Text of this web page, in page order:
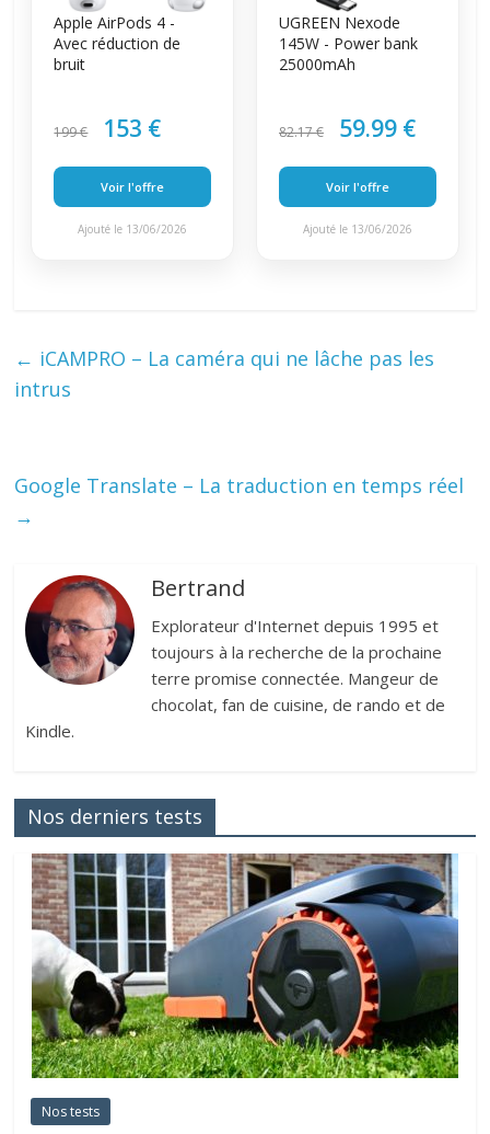
Apple AirPods 4 -
Avec réduction de
bruit
199 € 153 €
Voir l'offre
Ajouté le 13/06/2026
UGREEN Nexode
145W - Power bank
25000mAh
82.17 € 59.99 €
Voir l'offre
Ajouté le 13/06/2026
← iCAMPRO – La caméra qui ne lâche pas les
intrus
Google Translate – La traduction en temps réel
→
Bertrand
Explorateur d'Internet depuis 1995 et
toujours à la recherche de la prochaine
terre promise connectée. Mangeur de
chocolat, fan de cuisine, de rando et de
Kindle.
Nos derniers tests
Nos tests